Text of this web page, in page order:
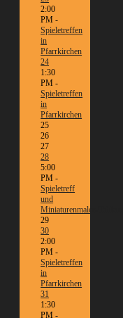
2:00
PM -
Spieletreffen
in
Pfarrkirchen
24
1:30
PM -
Spieletreffen
in
Pfarrkirchen
25
26
27
28
5:00
PM -
Spieletreff
und
Miniaturenmalen/Tabletop
29
30
2:00
PM -
Spieletreffen
in
Pfarrkirchen
31
1:30
PM -